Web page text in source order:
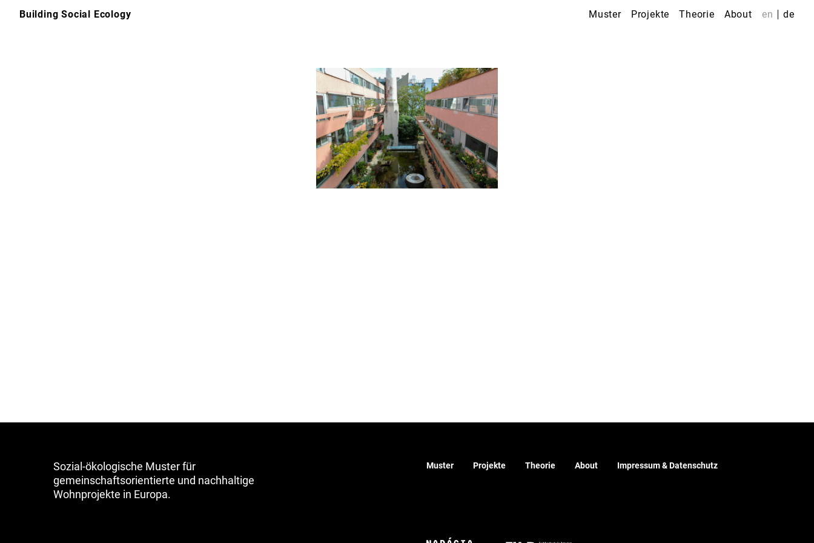
Building Social Ecology Muster Projekte Theorie About en de
Muster Projekte Theorie About Impressum & Datenschutz
Sozial-ökologische Muster für
gemeinschaftsorientierte und nachhaltige
Wohnprojekte in Europa.